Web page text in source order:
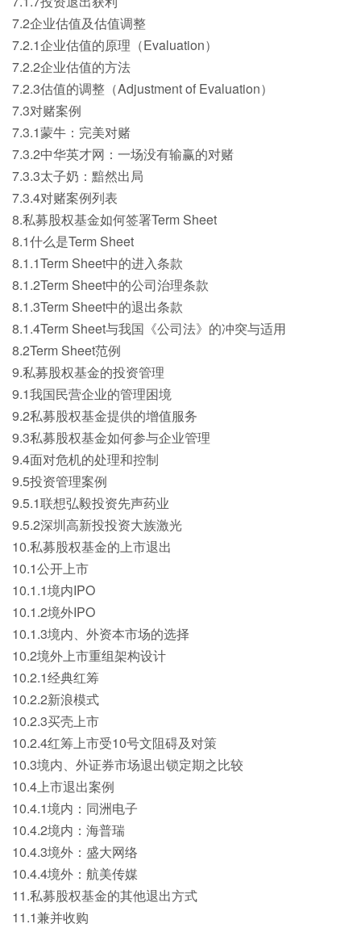
7.2企业估值及估值调整
7.2.1企业估值的原理（Evaluation）
7.2.2企业估值的方法
7.2.3估值的调整（Adjustment of Evaluation）
7.3对赌案例
7.3.1蒙牛：完美对赌
7.3.2中华英才网：一场没有输赢的对赌
7.3.3太子奶：黯然出局
7.3.4对赌案例列表
8.私募股权基金如何签署Term Sheet
8.1什么是Term Sheet
8.1.1Term Sheet中的进入条款
8.1.2Term Sheet中的公司治理条款
8.1.3Term Sheet中的退出条款
8.1.4Term Sheet与我国《公司法》的冲突与适用
8.2Term Sheet范例
9.私募股权基金的投资管理
9.1我国民营企业的管理困境
9.2私募股权基金提供的增值服务
9.3私募股权基金如何参与企业管理
9.4面对危机的处理和控制
9.5投资管理案例
9.5.1联想弘毅投资先声药业
9.5.2深圳高新投投资大族激光
10.私募股权基金的上市退出
10.1公开上市
10.1.1境内IPO
10.1.2境外IPO
10.1.3境内、外资本市场的选择
10.2境外上市重组架构设计
10.2.1经典红筹
10.2.2新浪模式
10.2.3买壳上市
10.2.4红筹上市受10号文阻碍及对策
10.3境内、外证券市场退出锁定期之比较
10.4上市退出案例
10.4.1境内：同洲电子
10.4.2境内：海普瑞
10.4.3境外：盛大网络
10.4.4境外：航美传媒
11.私募股权基金的其他退出方式
11.1兼并收购